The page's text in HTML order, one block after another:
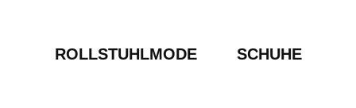
ROLLSTUHLMODE SCHUHE